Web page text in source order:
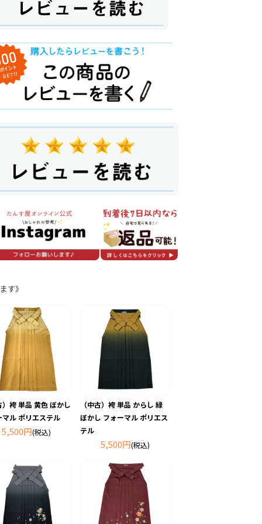
す》
）袴 単品 黄色 ぼかし
マル ポリエステル
5,500円(税込)
（中古）袴 単品 からし 緑
ぼかし フォーマル ポリエス
テル
5,500円(税込)